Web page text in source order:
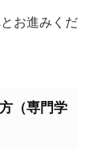
お進みくだ
（専門学